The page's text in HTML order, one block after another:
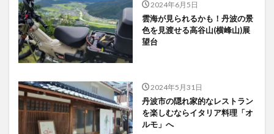
2024年6月5日
雲海が見られるかも！丹波の景
色を見渡せる高谷山(横峰山)展
望台
2024年5月31日
丹波市の隠れ家的なレストラン
を楽しむならイタリア料理「オ
ルモ」へ